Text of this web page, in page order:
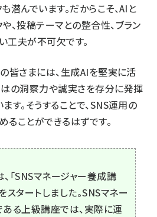
潜んでいます。だからこそ、AIと
、投稿テーマとの整合性、ブラン
工夫が不可欠です。
皆さまには、生成AIを堅実に活
はの洞察力や誠実さを存分に発揮
す。そうすることで、SNS運用の
ことができるはずです。
「SNSマネージャー養成講
スタートしました。SNSマネー
る上級講座では、実際に運